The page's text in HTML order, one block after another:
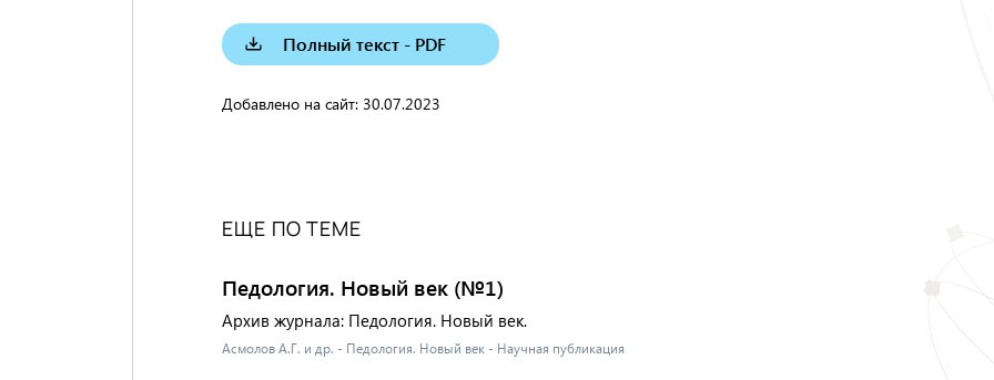
Полный текст - PDF
Добавлено на сайт: 30.07.2023
ЕЩЕ ПО ТЕМЕ
Педология. Новый век (№1)
Архив журнала: Педология. Новый век.
Асмолов А.Г. и др. - Педология. Новый век - Научная публикация